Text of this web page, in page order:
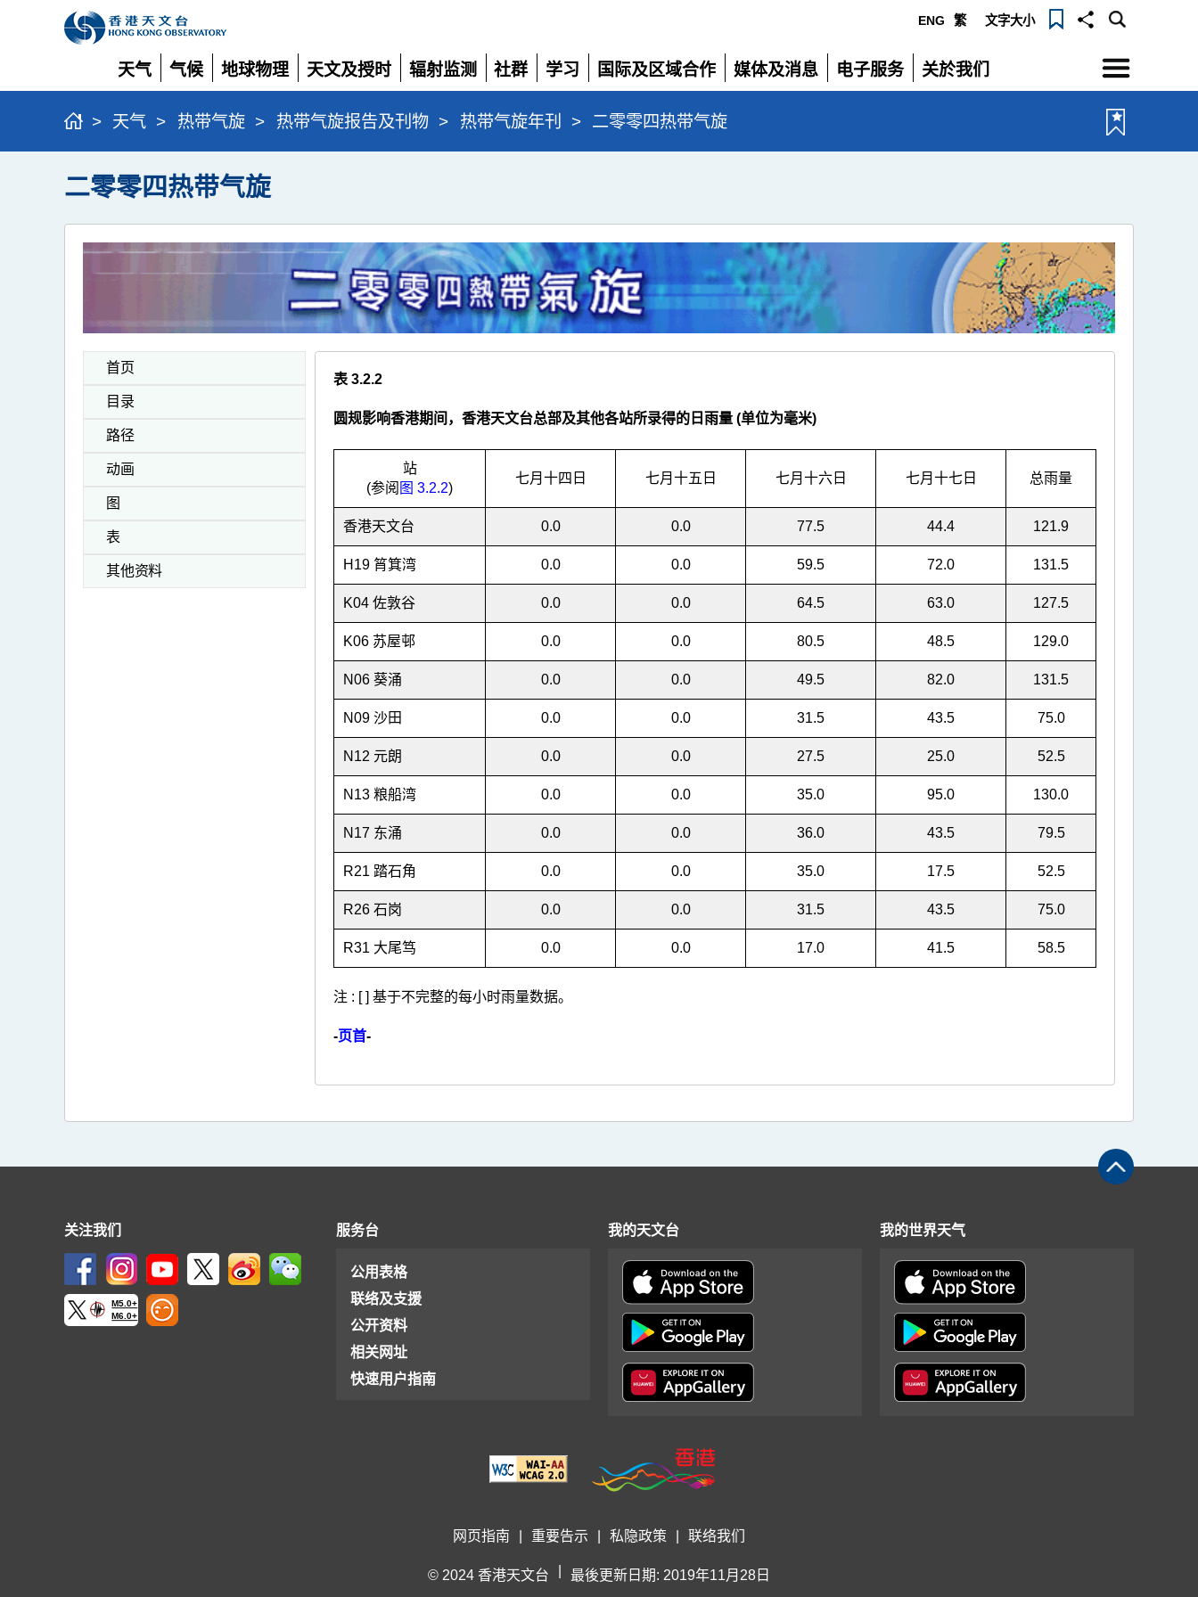
ENG 繁 文字大小
天气
展
开
气候
展
开
地球物理
展
开
天文及授时
展
开
辐射监测
展
开
社群
展
开
学习
展
开
国际及区域合作
展
开
媒体及消息
展
电子服务
展
关於我们
展
选
单
> 天气 > 热带气旋 > 热带气旋报告及刊物 > 热带气旋年刊 > 二零零四热带气旋
二零零四热带气旋
首页
目录
路径
动画
图
表
其他资料
表 3.2.2
圆规影响香港期间，香港天文台总部及其他各站所录得的日雨量 (单位为毫米)
站
(参阅 图 3.2.2)
七月十四日 七月十五日 七月十六日 七月十七日 总雨量
香港天文台 0.0 0.0 77.5 44.4 121.9
H19 筲箕湾 0.0 0.0 59.5 72.0 131.5
K04 佐敦谷 0.0 0.0 64.5 63.0 127.5
K06 苏屋邨 0.0 0.0 80.5 48.5 129.0
N06 葵涌 0.0 0.0 49.5 82.0 131.5
N09 沙田 0.0 0.0 31.5 43.5 75.0
N12 元朗 0.0 0.0 27.5 25.0 52.5
N13 粮船湾 0.0 0.0 35.0 95.0 130.0
N17 东涌 0.0 0.0 36.0 43.5 79.5
R21 踏石角 0.0 0.0 35.0 17.5 52.5
R26 石岗 0.0 0.0 31.5 43.5 75.0
R31 大尾笃 0.0 0.0 17.0 41.5 58.5
注 : [ ] 基于不完整的每小时雨量数据。
-页首-
关注我们
M5.0+
M6.0+
服务台
公用表格
联络及支援
公开资料
相关网址
快速用户指南
我的天文台 我的世界天气
网页指南 重要告示 私隐政策 联络我们
© 2024 香港天文台 最後更新日期: 2019年11月28日